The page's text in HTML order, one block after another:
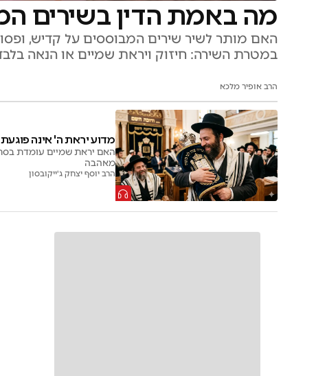
מה באמת הדין בשירים
האם מותר לשיר שירים המבוססים על קדיש,
במטרת השירה: חיזוק ויראת שמיים או הנאה
הרב אופיר מלכא
מדוע יראת ה' אינה
האם יראת שמיים עומדת
מאהבה
הרב יוסף יצחק ג'ייקובסון